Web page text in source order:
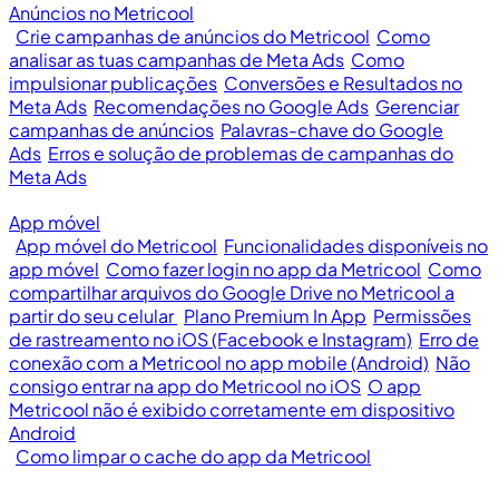
Anúncios no Metricool
Crie campanhas de anúncios do Metricool Como
analisar as tuas campanhas de Meta Ads Como
impulsionar publicações Conversões e Resultados no
Meta Ads Recomendações no Google Ads Gerenciar
campanhas de anúncios Palavras-chave do Google
Ads Erros e solução de problemas de campanhas do
Meta Ads
App móvel
App móvel do Metricool Funcionalidades disponíveis no
app móvel Como fazer login no app da Metricool Como
compartilhar arquivos do Google Drive no Metricool a
partir do seu celular Plano Premium In App Permissões
de rastreamento no iOS (Facebook e Instagram) Erro de
conexão com a Metricool no app mobile (Android) Não
consigo entrar na app do Metricool no iOS O app
Metricool não é exibido corretamente em dispositivo
Android
Como limpar o cache do app da Metricool